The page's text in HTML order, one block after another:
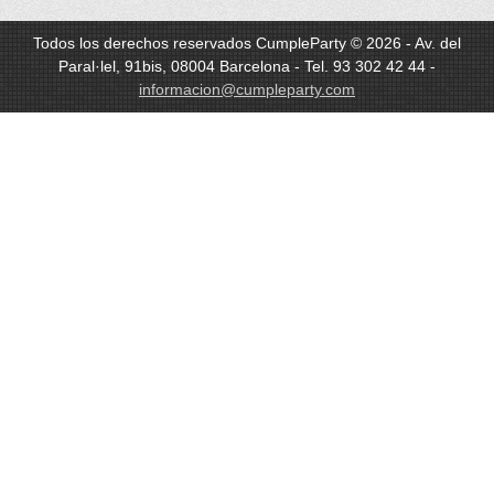
Todos los derechos reservados CumpleParty © 2026 - Av. del
Paral·lel, 91bis, 08004 Barcelona - Tel. 93 302 42 44 -
informacion@cumpleparty.com